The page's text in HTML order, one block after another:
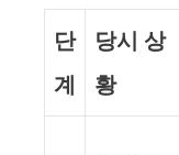
단
계
당시 상
황